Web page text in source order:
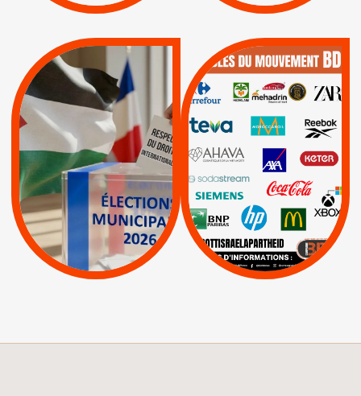
MUNICIPALES 2026 :
JE VOTE POUR LE
RESPECT DU DROIT
INTERNATIONAL EN
PALESTINE
APPELS | Actus |
Espaces Sans
Apartheid
| Lettres d'interpellation
QUE BOYCOTTER ?
BOYCOTT /
AXA BNP | CAF |
Carrefour | HP |
Keter |
Livres et brochures |
Mehadrin | PUMA
Sodastream |
Visuels, tracts,
affiches,...